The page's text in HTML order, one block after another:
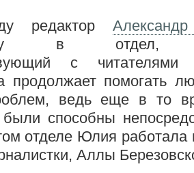
редактор
в отдел,
с
продолжает помогать
ведь еще в то
были способны
отделе Юлия работала
Аллы